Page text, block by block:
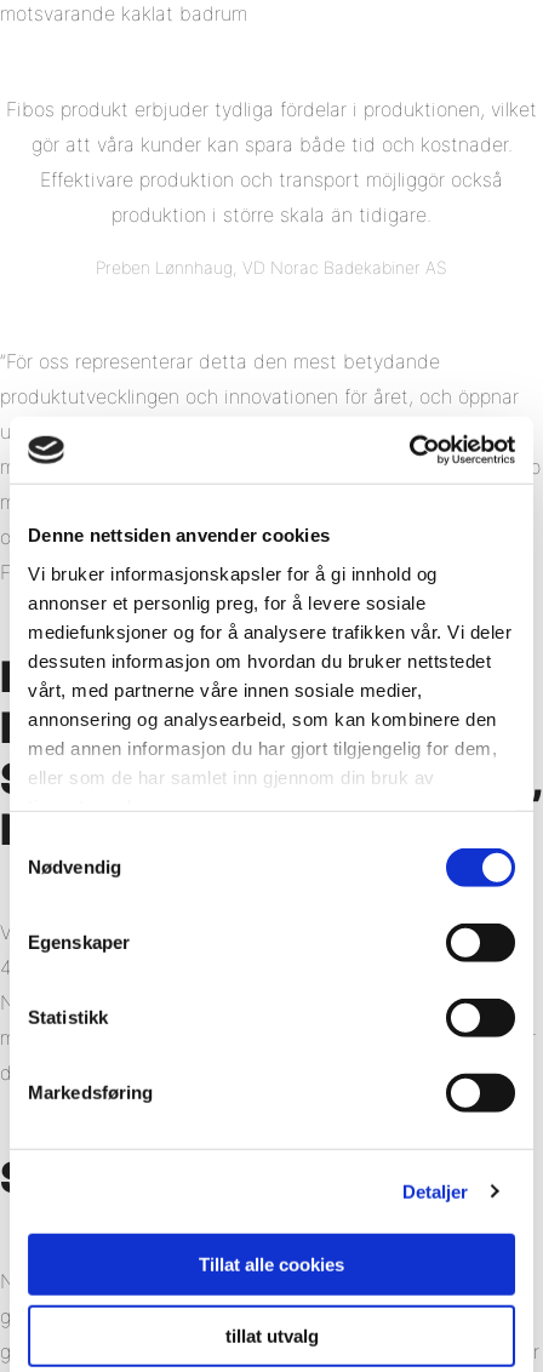
Denne nettsiden anvender cookies
Vi bruker informasjonskapsler for å gi innhold og
annonser et personlig preg, for å levere sosiale
mediefunksjoner og for å analysere trafikken vår. Vi deler
dessuten informasjon om hvordan du bruker nettstedet
vårt, med partnerne våre innen sosiale medier,
annonsering og analysearbeid, som kan kombinere den
med annen informasjon du har gjort tilgjengelig for dem,
eller som de har samlet inn gjennom din bruk av
Samtykkevalg
Nødvendig
Egenskaper
Statistikk
Markedsføring
Detaljer
Tillat alle cookies
tillat utvalg
motsvarande kaklat badrum
Fibos produkt erbjuder tydliga fördelar i produktionen, vilket
gör att våra kunder kan spara både tid och kostnader.
Effektivare produktion och transport möjliggör också
produktion i större skala än tidigare.
Preben Lønnhaug, VD Norac Badekabiner AS
”För oss representerar detta den mest betydande
produktutvecklingen och innovationen för året, och öppnar
upp betydande möjligheter inom en snabbt expanderande
marknadssegment. Vi är glada över att vara i ett partnerskap
med Norac, ett norskt företag känt för sin professionalitet
och engagemang för kvalitet,” säger Torleiv Klungland,
Försäljningschef B2B hos Fibo Norge.
Första ordern för Norac
Basic Pod –
Studentlägenheter i Oslo,
Norge.
Vi har redan fått den första ordern för Norac Basic Pod —
480 enheter avsedda för nytt studentbostadsbygge i Oslo,
Norge.
(artikel på norska). Den globala
marknaden för badrumspoddar förväntas växa kraftigt under
det nästa decenniet.
Sintef-certifiering
Norge har några av världens strängaste byggregler när det
gäller våtrum, och Noracs Basic Pod har certifierats och
godkänts för användning i våtrum i Norge av
. Detta är